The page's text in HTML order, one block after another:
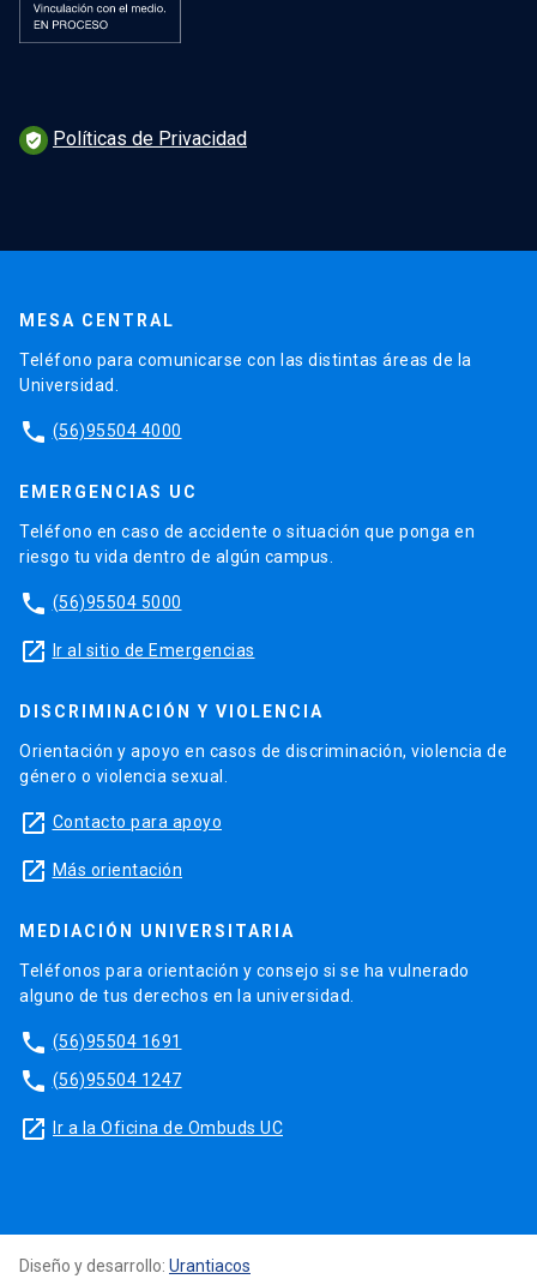
verified_user Políticas de Privacidad
MESA CENTRAL
Teléfono para comunicarse con las distintas áreas de la
Universidad.
phone (56)95504 4000
EMERGENCIAS UC
Teléfono en caso de accidente o situación que ponga en
riesgo tu vida dentro de algún campus.
phone (56)95504 5000
launch Ir al sitio de Emergencias
DISCRIMINACIÓN Y VIOLENCIA
Orientación y apoyo en casos de discriminación, violencia de
género o violencia sexual.
launch Contacto para apoyo
launch Más orientación
MEDIACIÓN UNIVERSITARIA
Teléfonos para orientación y consejo si se ha vulnerado
alguno de tus derechos en la universidad.
phone (56)95504 1691
phone (56)95504 1247
launch Ir a la Oficina de Ombuds UC
Diseño y desarrollo: Urantiacos